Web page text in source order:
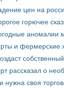
цен на
горючее
аномалии
и фермерские
рассказал о
нужна своя